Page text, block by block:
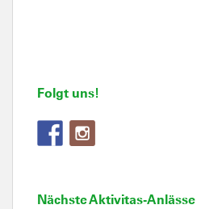
Folgt uns!
Nächste Aktivitas-Anlässe